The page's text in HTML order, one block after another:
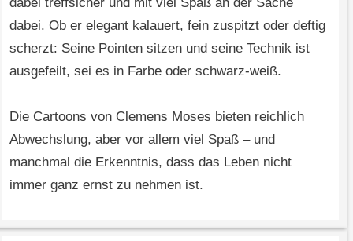
dabei treffsicher und mit viel Spaß an der Sache
dabei. Ob er elegant kalauert, fein zuspitzt oder deftig
scherzt: Seine Pointen sitzen und seine Technik ist
ausgefeilt, sei es in Farbe oder schwarz-weiß.
Die Cartoons von Clemens Moses bieten reichlich
Abwechslung, aber vor allem viel Spaß – und
manchmal die Erkenntnis, dass das Leben nicht
immer ganz ernst zu nehmen ist.